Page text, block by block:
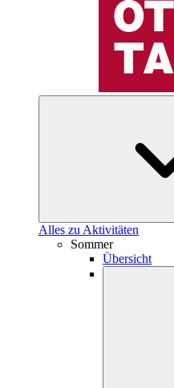
Alles zu Aktivitäten
Sommer
Übersicht